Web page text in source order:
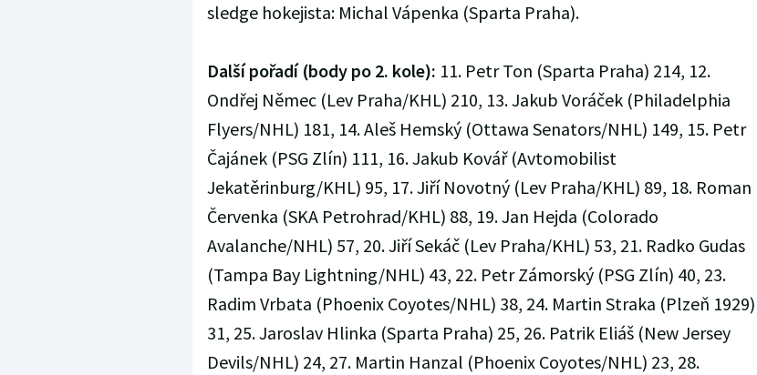
sledge hokejista: Michal Vápenka (Sparta Praha).
Další pořadí (body po 2. kole): 11. Petr Ton (Sparta Praha) 214, 12.
Ondřej Němec (Lev Praha/KHL) 210, 13. Jakub Voráček (Philadelphia
Flyers/NHL) 181, 14. Aleš Hemský (Ottawa Senators/NHL) 149, 15. Petr
Čajánek (PSG Zlín) 111, 16. Jakub Kovář (Avtomobilist
Jekatěrinburg/KHL) 95, 17. Jiří Novotný (Lev Praha/KHL) 89, 18. Roman
Červenka (SKA Petrohrad/KHL) 88, 19. Jan Hejda (Colorado
Avalanche/NHL) 57, 20. Jiří Sekáč (Lev Praha/KHL) 53, 21. Radko Gudas
(Tampa Bay Lightning/NHL) 43, 22. Petr Zámorský (PSG Zlín) 40, 23.
Radim Vrbata (Phoenix Coyotes/NHL) 38, 24. Martin Straka (Plzeň 1929)
31, 25. Jaroslav Hlinka (Sparta Praha) 25, 26. Patrik Eliáš (New Jersey
Devils/NHL) 24, 27. Martin Hanzal (Phoenix Coyotes/NHL) 23, 28.